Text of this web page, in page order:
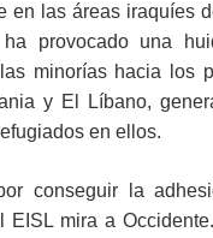
en las áreas iraquíes
provocado una
minorías hacia los
y El Líbano,
en ellos.
conseguir la
EISL mira a